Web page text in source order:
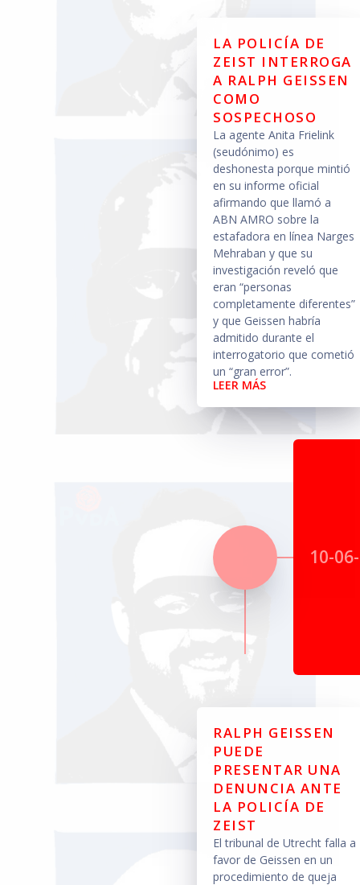
LA POLICÍA DE
ZEIST INTERROGA
A RALPH GEISSEN
COMO
SOSPECHOSO
La agente Anita Frielink
(seudónimo) es
deshonesta porque mintió
en su informe oficial
afirmando que llamó a
ABN AMRO sobre la
estafadora en línea Narges
Mehraban y que su
investigación reveló que
eran “personas
completamente diferentes”
y que Geissen habría
admitido durante el
interrogatorio que cometió
un “gran error”.
LEER MÁS
10-
RALPH GEISSEN
PUEDE
PRESENTAR UNA
DENUNCIA ANTE
LA POLICÍA DE
ZEIST
El tribunal de Utrecht falla a
favor de Geissen en un
procedimiento de queja